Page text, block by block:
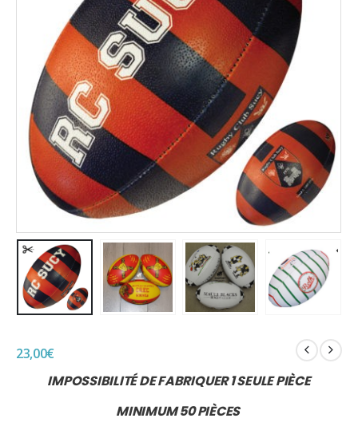
23,00€
IMPOSSIBILITÉ DE FABRIQUER 1 SEULE PIÈCE
MINIMUM 50 PIÈCES